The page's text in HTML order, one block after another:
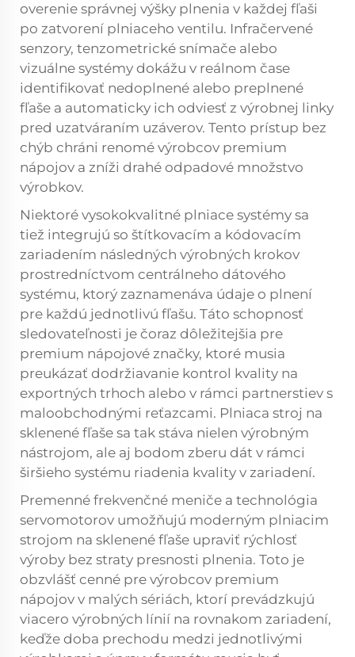
overenie správnej výšky plnenia v každej fľaši
po zatvorení plniaceho ventilu. Infračervené
senzory, tenzometrické snímače alebo
vizuálne systémy dokážu v reálnom čase
identifikovať nedoplnené alebo preplnené
fľaše a automaticky ich odviesť z výrobnej linky
pred uzatváraním uzáverov. Tento prístup bez
chýb chráni renomé výrobcov premium
nápojov a zníži drahé odpadové množstvo
výrobkov.
Niektoré vysokokvalitné plniace systémy sa
tiež integrujú so štítkovacím a kódovacím
zariadením následných výrobných krokov
prostredníctvom centrálneho dátového
systému, ktorý zaznamenáva údaje o plnení
pre každú jednotlivú fľašu. Táto schopnosť
sledovateľnosti je čoraz dôležitejšia pre
premium nápojové značky, ktoré musia
preukázať dodržiavanie kontrol kvality na
exportných trhoch alebo v rámci partnerstiev s
maloobchodnými reťazcami. Plniaca stroj na
sklenené fľaše sa tak stáva nielen výrobným
nástrojom, ale aj bodom zberu dát v rámci
širšieho systému riadenia kvality v zariadení.
Premenné frekvenčné meniče a technológia
servomotorov umožňujú moderným plniacim
strojom na sklenené fľaše upraviť rýchlosť
výroby bez straty presnosti plnenia. Toto je
obzvlášť cenné pre výrobcov premium
nápojov v malých sériách, ktorí prevádzkujú
viacero výrobných línií na rovnakom zariadení,
keďže doba prechodu medzi jednotlivými